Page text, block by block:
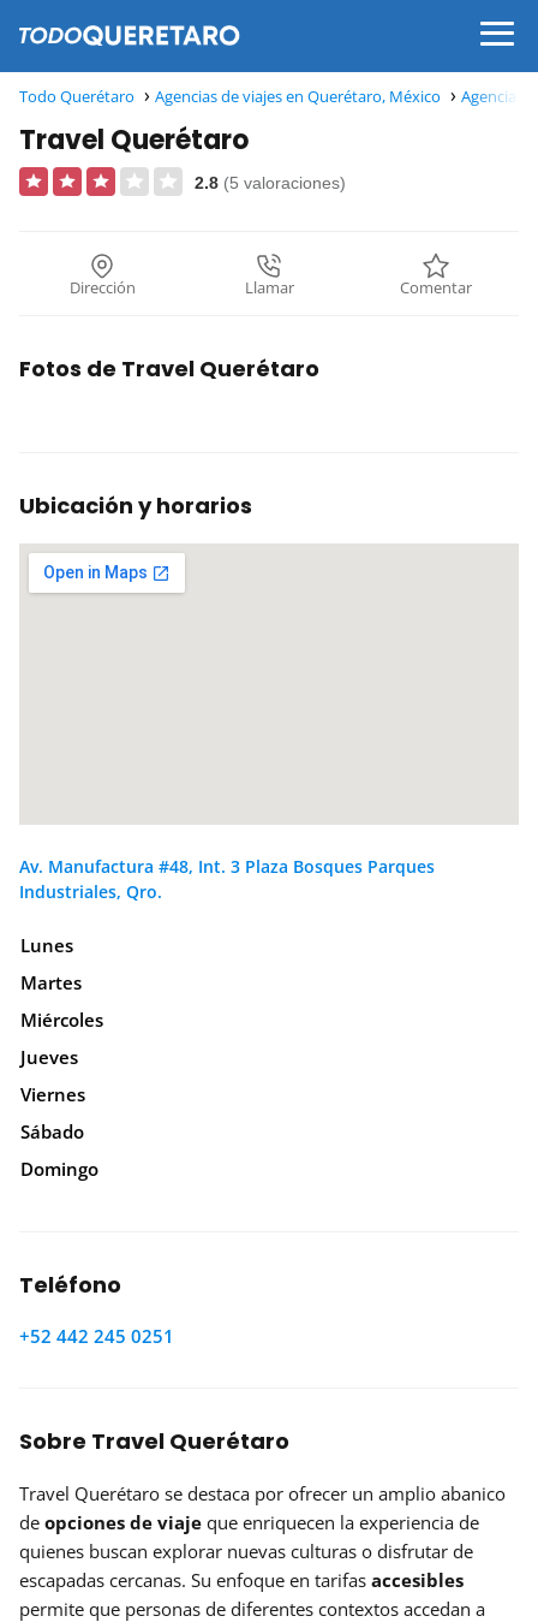
Todo Querétaro Agencias de viajes en Querétaro, México Agencias
Travel Querétaro
2.8 (5 valoraciones)
Dirección Llamar Comentar
Fotos de Travel Querétaro
Ubicación y horarios
Av. Manufactura #48, Int. 3 Plaza Bosques Parques
Industriales, Qro.
Lunes
Martes
Miércoles
Jueves
Viernes
Sábado
Domingo
Teléfono
+52 442 245 0251
Sobre Travel Querétaro
Travel Querétaro se destaca por ofrecer un amplio abanico
de opciones de viaje que enriquecen la experiencia de
quienes buscan explorar nuevas culturas o disfrutar de
escapadas cercanas. Su enfoque en tarifas accesibles
permite que personas de diferentes contextos accedan a